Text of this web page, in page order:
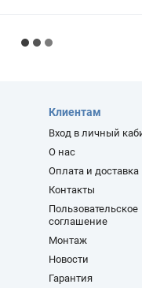
Клиентам
Вход в личный
О нас
Оплата и доставка
Контакты
Пользовательское
соглашение
Монтаж
Новости
Гарантия